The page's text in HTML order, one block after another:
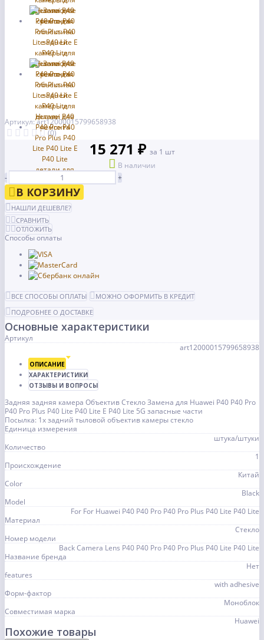
Артикул: art12000015799658938
(0)
15 271 ₽ за 1 шт
В наличии
-
+
В КОРЗИНУ
НАШЛИ ДЕШЕВЛЕ?
СРАВНИТЬ
ОТЛОЖИТЬ
Способы оплаты
ВСЕ СПОСОБЫ ОПЛАТЫ
МОЖНО ОФОРМИТЬ В КРЕДИТ
ПОДРОБНЕЕ О ДОСТАВКЕ
Основные характеристики
Артикул
art12000015799658938
ОПИСАНИЕ
ХАРАКТЕРИСТИКИ
ОТЗЫВЫ И ВОПРОСЫ
Задняя задняя камера Объектив Стекло Замена для Huawei P40 P40 Pro
P40 Pro Plus P40 Lite P40 Lite E P40 Lite 5G запасные части
Посылка: 1x задний тыловой объектив камеры стекло
Единица измерения
штука/штуки
Количество
1
Происхождение
Китай
Color
Black
Model
For For Huawei P40 P40 Pro P40 Pro Plus P40 Lite P40 Lite
Материал
Стекло
Номер модели
Back Camera Lens P40 P40 Pro P40 Pro Plus P40 Lite P40 Lite
Название бренда
Нет
features
with adhesive
Форм-фактор
Моноблок
Совместимая марка
Huawei
Похожие товары